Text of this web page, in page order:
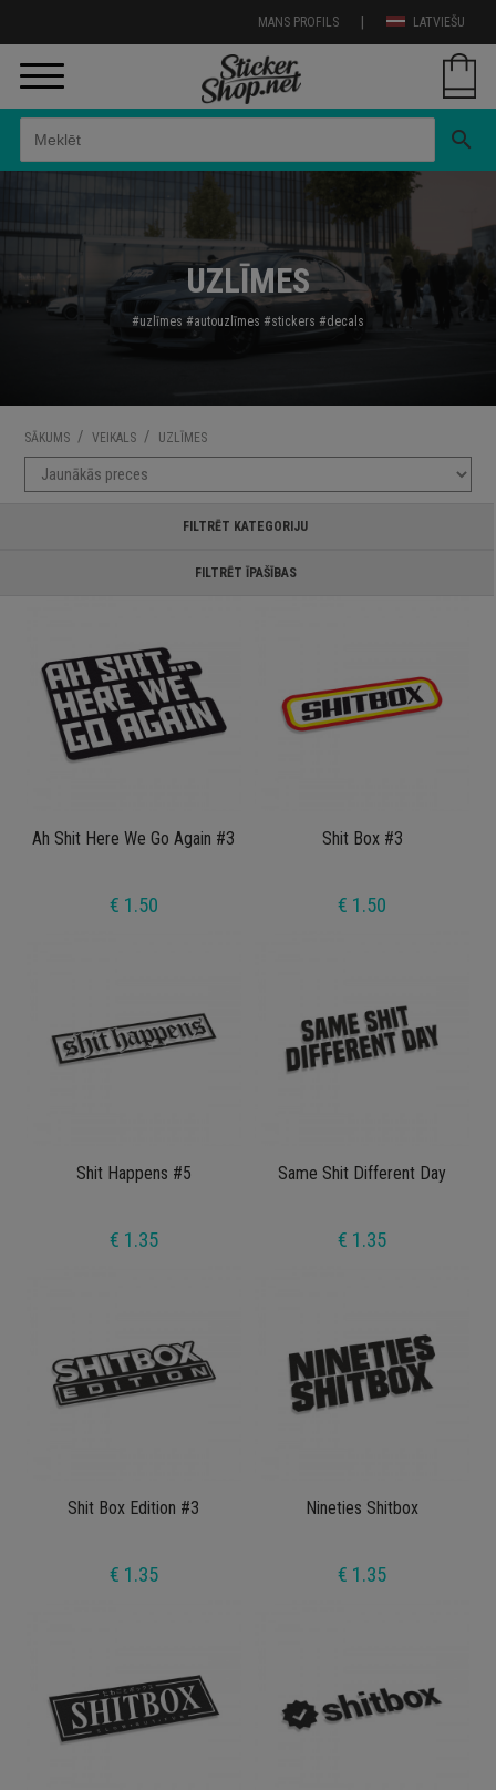
LATVIEŠU
|
MANS PROFILS
search
UZLĪMES
#uzlīmes #autouzl īmes #stickers #decals
SĀKUMS / VEIKALS / UZLĪMES
FILTRĒT KATEGORIJU
FILTRĒT ĪPAŠĪBAS
Ah Shit Here We Go Again #3
€ 1.50
Shit Box #3
€ 1.50
Shit Happens #5
€ 1.35
Same Shit Different Day
€ 1.35
Shit Box Edition #3
€ 1.35
Nineties Shitbox
€ 1.35